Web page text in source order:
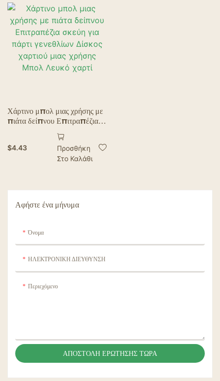
Χάρτινο μπολ μιας χρήσης με
πιάτα δείπνου Επιτραπέζια
σκεύη για πάρτι γενεθλίων
Δίσκος χαρτιού μιας χρήσης
Μπολ Λευκό χαρτί
$4.43
Προσθήκη
Στο Καλάθι
Αφήστε ένα μήνυμα
Όνομα
ΗΛΕΚΤΡΟΝΙΚΗ ΔΙΕΥΘΥΝΣΗ
Περιεχόμενο
ΑΠΟΣΤΟΛΉ ΕΡΏΤΗΣΗΣ ΤΏΡΑ